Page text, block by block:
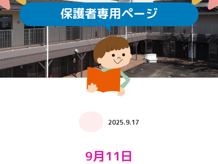
保護者専用ページ
2025.9.17
9月11日